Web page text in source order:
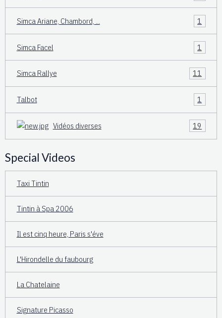
Simca Ariane, Chambord, ... 1
Simca Facel 1
Simca Rallye 11
Talbot 1
Vidéos diverses 19
Special Videos
Taxi Tintin
Tintin à Spa 2006
Il est cinq heure, Paris s'éve
L'Hirondelle du faubourg
La Chatelaine
Signature Picasso